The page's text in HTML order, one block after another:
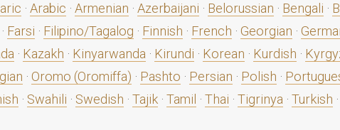
· Arabic · Armenian · Azerbaijani · Belorussian · Bengali ·
· Farsi · Filipino/Tagalog · Finnish · French · Georgian ·
· Kazakh · Kinyarwanda· Kirundi · Korean · Kurdish ·
· Oromo (Oromiffa) · Pashto · Persian · Polish ·
· Swahili · Swedish · Tajik· Tamil · Thai · Tigrinya· Turkish ·